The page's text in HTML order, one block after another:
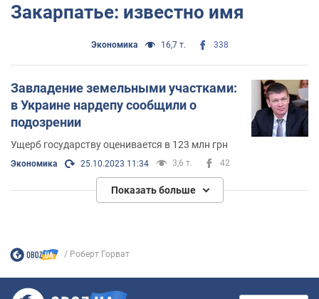
Закарпатье: известно имя
Экономика 16,7 т. 338
Завладение земельными участками:
в Украине нардепу сообщили о
подозрении
Ущерб государству оценивается в 123 млн грн
Экономика 25.10.2023 11:34 3,6 т. 42
Показать больше
Роберт Горват